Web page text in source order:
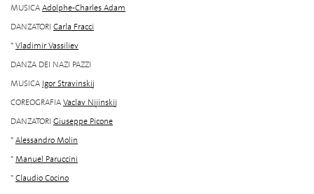
MUSICAAdolphe-Charles Adam
DANZATORI Carla Fracci
*Vladimir Vassiliev
DANZA DEI NAZI PAZZI
MUSICA Igor Stravinskij
COREOGRAFIAVaclav Nijinskij
DANZATORI Giuseppe Picone
*Alessandro Molin
*Manuel Paruccini
*Claudio Cocino